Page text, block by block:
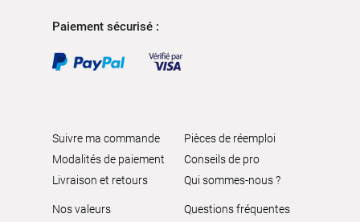
Paiement sécurisé :
Suivre ma commande
Modalités de paiement
Livraison et retours
Pièces de réemploi
Conseils de pro
Qui sommes-nous ?
Nos valeurs
Questions fréquentes